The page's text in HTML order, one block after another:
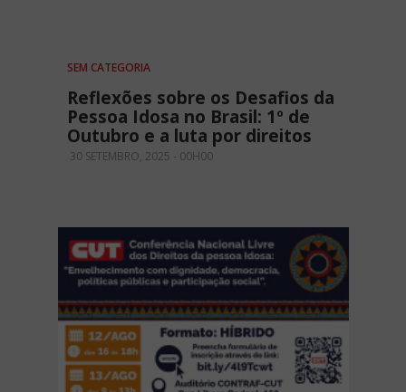
SEM CATEGORIA
Reflexões sobre os Desafios da
Pessoa Idosa no Brasil: 1º de
Outubro e a luta por direitos
30 SETEMBRO, 2025 - 00H00